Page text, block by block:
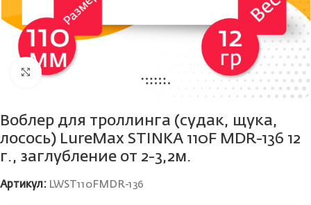
Нажмите, чтобы увеличить
Воблер для троллинга (судак, щука,
лосось) LureMax STINKA 110F MDR-136 12
г., заглубление от 2-3,2м.
Артикул: LWST110FMDR-136